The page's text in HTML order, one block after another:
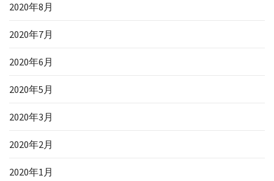
2020年8月
2020年7月
2020年6月
2020年5月
2020年3月
2020年2月
2020年1月